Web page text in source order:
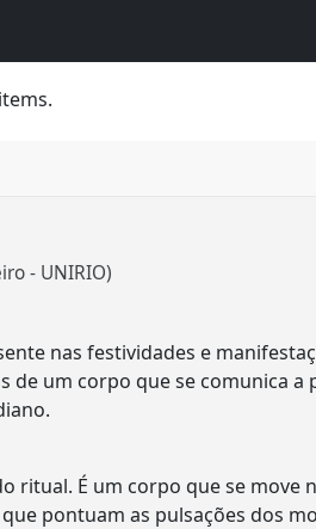
star
items.
- UNIRIO)
nas festividades e
de um corpo que se comunica a
ritual. É um corpo que se move
pontuam as pulsações dos